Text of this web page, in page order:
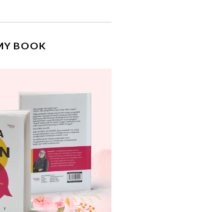
BOOK